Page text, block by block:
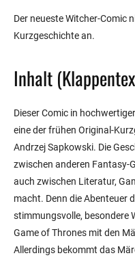
Der neueste Witcher-Comic
Kurzgeschichte an.
Inhalt
Dieser Comic in
eine der frühen Original-
Andrzej Sapkowski. Die
zwischen anderen Fantasy-
auch zwischen Literatur,
macht. Denn die Abenteuer
stimmungsvolle, besondere
Game of Thrones mit den
Allerdings bekommt das